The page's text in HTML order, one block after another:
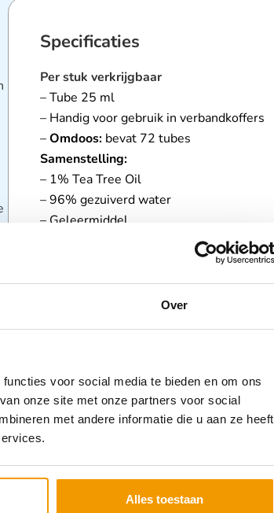
Over
voor social media te bieden en om ons
onze site met onze partners voor social
met andere informatie die u aan ze heeft
Alles toestaan
Specificaties
Per stuk verkrijgbaar
– Tube 25 ml
– Handig voor gebruik in verbandkoffers
–Omdoos: bevat 72 tubes
Samenstelling:
– 1% Tea Tree Oil
– 96% gezuiverd water
– Geleermiddel